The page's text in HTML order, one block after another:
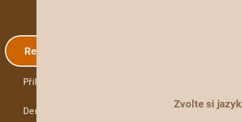
Registrace
Přihlášení
Demo
Zvolte si jazyk